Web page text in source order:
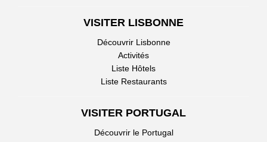
VISITER LISBONNE
Découvrir Lisbonne
Activités
Liste Hôtels
Liste Restaurants
VISITER PORTUGAL
Découvrir le Portugal